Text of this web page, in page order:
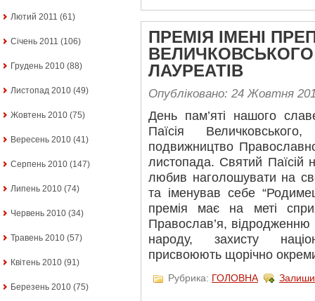
Лютий 2011 (61)
Січень 2011 (106)
Грудень 2010 (88)
Листопад 2010 (49)
Жовтень 2010 (75)
Вересень 2010 (41)
Серпень 2010 (147)
Липень 2010 (74)
Червень 2010 (34)
Травень 2010 (57)
Квітень 2010 (91)
Березень 2010 (75)
ПРЕМІЯ ІМЕНІ
ЛАУРЕАТІВ
Опубліковано: 24 Жовтня
День пам’яті нашого
Паїсія
подвижництво
листопада. Святий Паїсій
любив наголошувати на
та іменував себе
премія має на меті
Православ’я, відродженню
народу, захисту
присвоюють щорічно
Рубрика: ГОЛОВНА